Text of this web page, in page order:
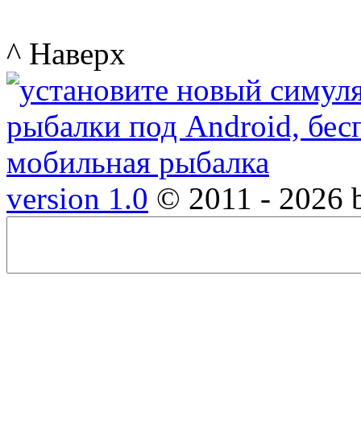
^ Наверх
version 1.0 © 2011 - 2026